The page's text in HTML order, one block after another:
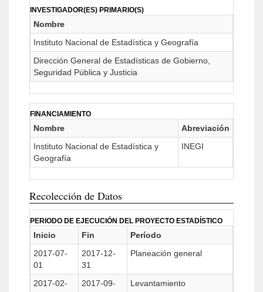
INVESTIGADOR(ES) PRIMARIO(S)
Nombre
Instituto Nacional de Estadística y Geografía
Dirección General de Estadísticas de Gobierno,
Seguridad Pública y Justicia
FINANCIAMIENTO
Nombre
Abreviación
Instituto Nacional de Estadística y
Geografía
INEGI
Recolección de Datos
PERIODO DE EJECUCIÓN DEL PROYECTO ESTADÍSTICO
Inicio Fin
Período
2017-07-
01
2017-12-
31
Planeación general
2017-02-
2017-09-
Levantamiento